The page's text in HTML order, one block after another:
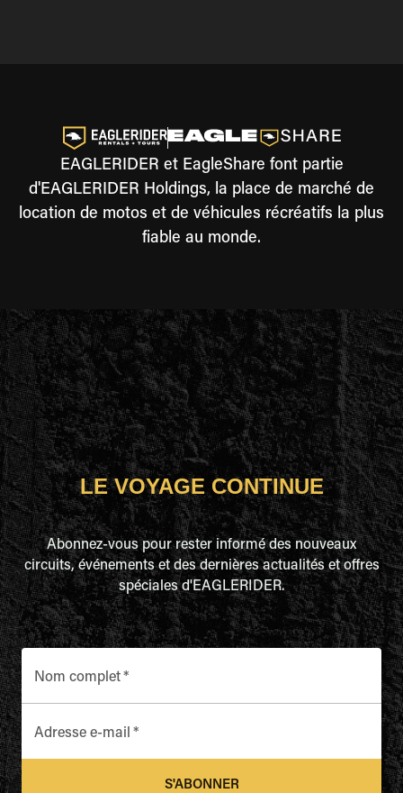
EAGLERIDER et EagleShare font partie
d'EAGLERIDER Holdings, la place de marché de
location de motos et de véhicules récréatifs la plus
fiable au monde.
LE VOYAGE CONTINUE
Abonnez-vous pour rester informé des nouveaux
circuits, événements et des dernières actualités et offres
spéciales d'EAGLERIDER.
Nom complet*
Adresse e-mail *
S'ABONNER